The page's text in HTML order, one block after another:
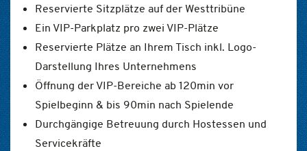
Reservierte Sitzplätze auf der Westtribüne
Ein VIP-Parkplatz pro zwei VIP-Plätze
Reservierte Plätze an Ihrem Tisch inkl. Logo-
Darstellung Ihres Unternehmens
Öffnung der VIP-Bereiche ab 120min vor
Spielbeginn & bis 90min nach Spielende
Durchgängige Betreuung durch Hostessen und
Servicekräfte